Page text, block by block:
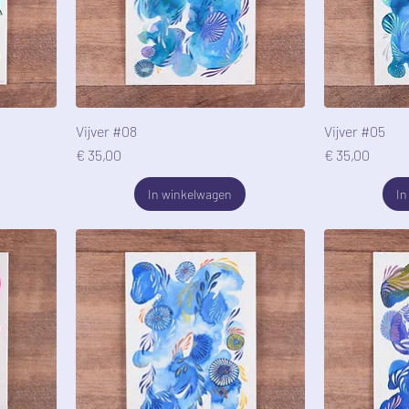
Vijver #08
Prijs
€ 35,00
In winkelwagen
Vijver #05
Prijs
€ 35,00